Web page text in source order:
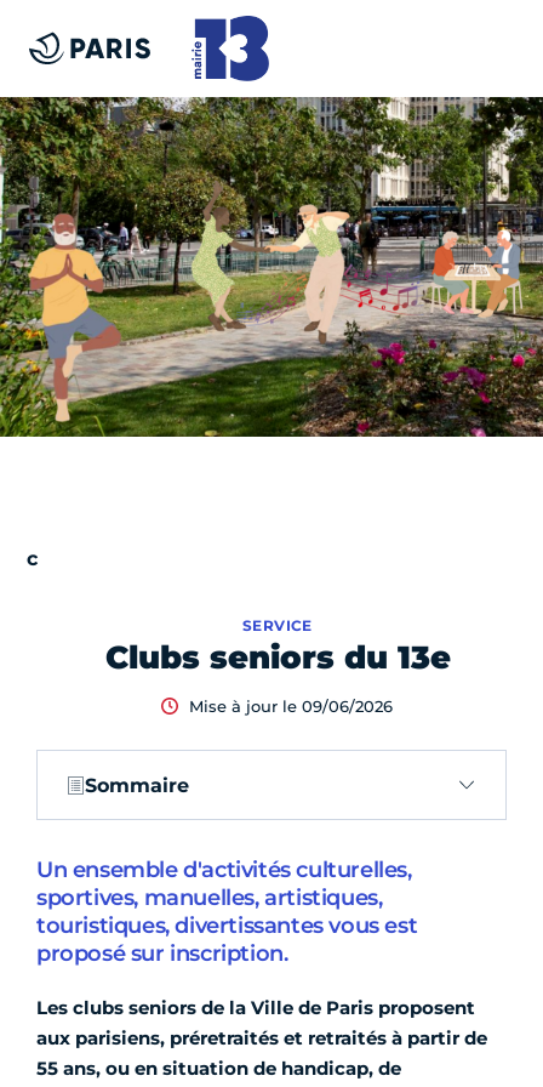
Clubs seniors du 13e
SERVICE
Mise à jour le 09/06/2026
Sommaire
Un ensemble d'activités culturelles,
sportives, manuelles, artistiques,
touristiques, divertissantes vous est
proposé sur inscription.
Les clubs seniors de la Ville de Paris proposent
aux parisiens, préretraités et retraités à partir de
55 ans, ou en situation de handicap, de